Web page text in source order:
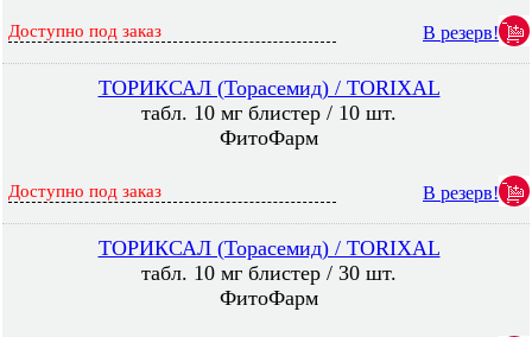
Доступно под заказ В резерв!
ТОРИКСАЛ (Торасемид) / TORIXAL
табл. 10 мг блистер / 10 шт.
ФитоФарм
Доступно под заказ В резерв!
ТОРИКСАЛ (Торасемид) / TORIXAL
табл. 10 мг блистер / 30 шт.
ФитоФарм